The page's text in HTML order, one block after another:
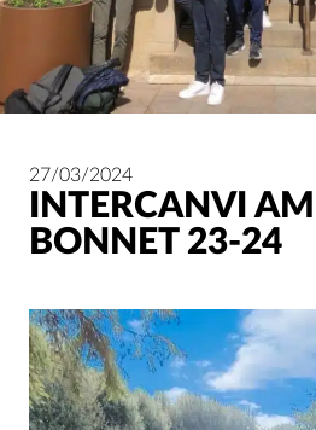
27/03/2024
INTERCANVI
BONNET 23-24